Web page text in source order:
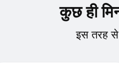
कुछ ही
इस तरह से